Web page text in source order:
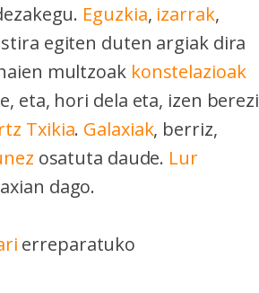
Eguzkia, izarrak,
egiten duten argiak dira
multzoak konstelazioak
eta, hori dela eta, izen berezi
Txikia. Galaxiak, berriz,
osatuta daude. Lur
dago.
erreparatuko